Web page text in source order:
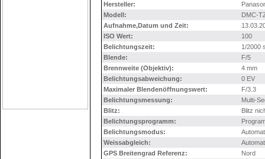
Hersteller:
Modell:
DMC-
Aufnahme,Datum und Zeit:
ISO Wert:
100
Belichtungszeit:
1/2000
Blende:
F/5
Brennweite (Objektiv):
4 mm
Belichtungsabweichung:
0 EV
Maximaler Blendenöffnungswert:
F/3.3
Belichtungsmessung:
Multi-
Blitz:
Blitz
Belichtungsprogramm:
Belichtungsmodus:
Weissabgleich:
GPS Breitengrad Referenz:
Nord